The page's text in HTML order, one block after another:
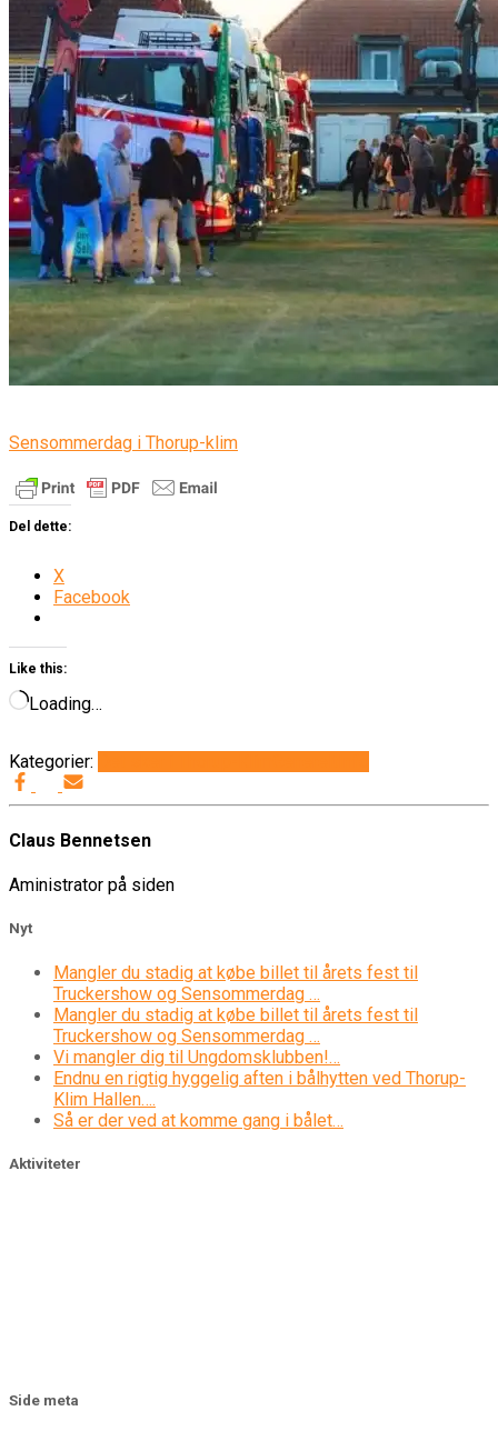
Sensommerdag i Thorup-klim
Del dette:
X
Facebook
Like this:
Loading…
Kategorier:
Claus Bennetsen
Aministrator på siden
Nyt
Mangler du stadig at købe billet til årets fest til
Truckershow og Sensommerdag …
Mangler du stadig at købe billet til årets fest til
Truckershow og Sensommerdag …
Vi mangler dig til Ungdomsklubben!…
Endnu en rigtig hyggelig aften i bålhytten ved Thorup-
Klim Hallen….
Så er der ved at komme gang i bålet…
Aktiviteter
Side meta